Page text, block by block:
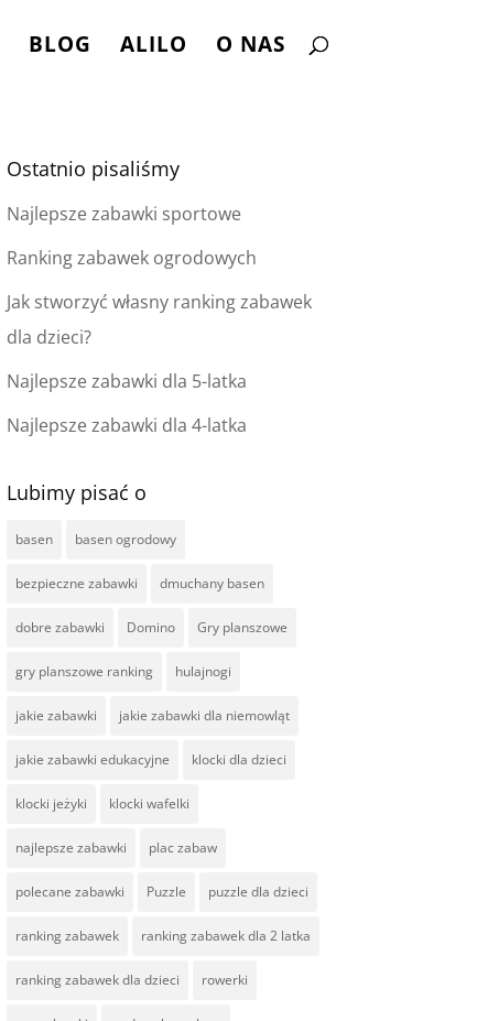
BLOG ALILO O NAS
Ostatnio pisaliśmy
Najlepsze zabawki sportowe
Ranking zabawek ogrodowych
Jak stworzyć własny ranking zabawek
dla dzieci?
Najlepsze zabawki dla 5-latka
Najlepsze zabawki dla 4-latka
Lubimy pisać o
basen basen ogrodowy
bezpieczne zabawki dmuchany basen
dobre zabawki Domino Gry planszowe
gry planszowe ranking hulajnogi
jakie zabawki jakie zabawki dla niemowląt
jakie zabawki edukacyjne klocki dla dzieci
klocki jeżyki klocki wafelki
najlepsze zabawki plac zabaw
polecane zabawki Puzzle puzzle dla dzieci
ranking zabawek ranking zabawek dla 2 latka
ranking zabawek dla dzieci rowerki